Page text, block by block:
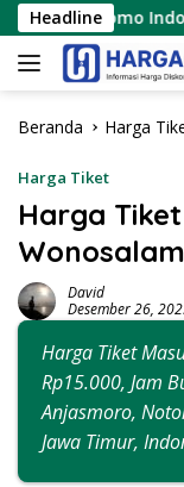
Langsung
ke
konten
HeadlinePaling
Beranda Harga
Harga Tiket
Harga
David
Desember 26,
Harga Tiket
Rp15.000, Jam
Anjasmoro,
Jawa Timur,